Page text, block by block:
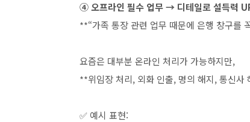
④ 오프라인 필수 업무 → 디테일로 설득력
**“가족 통장 관련 업무 때문에 은행 창구를
요즘은 대부분 온라인 처리가 가능하지만,
**위임장 처리, 외화 인출, 명의 해지, 통신
✅ 예시 표현: